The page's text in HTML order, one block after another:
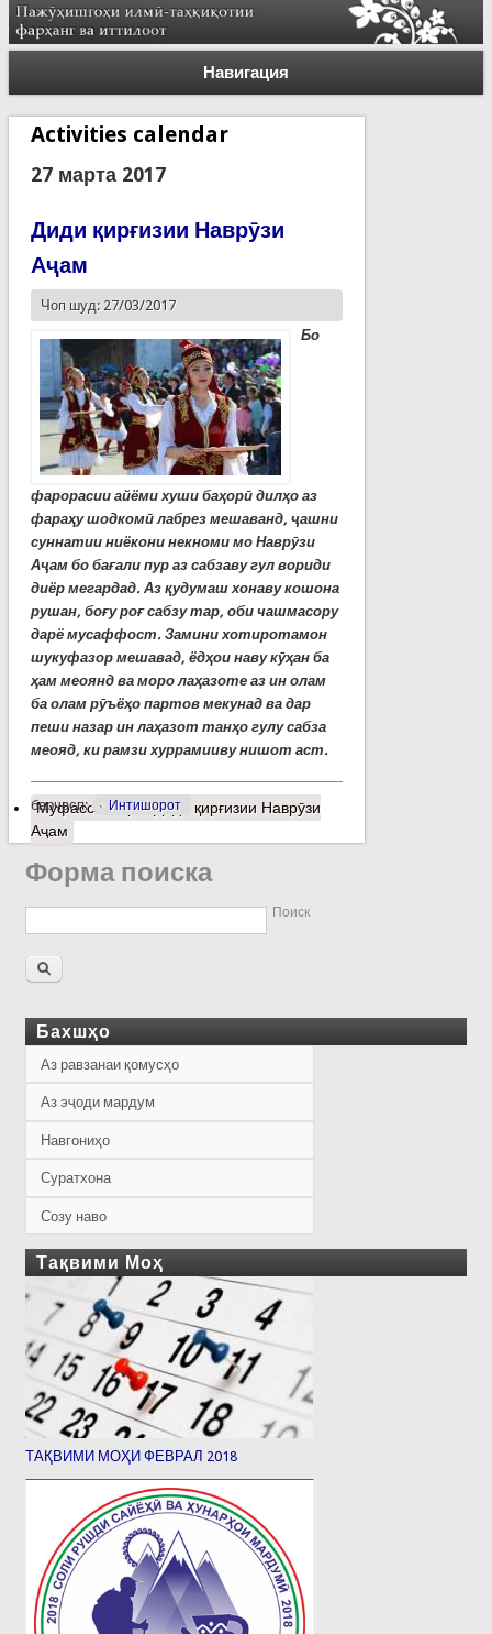
Навигация
Activities calendar
27 марта 2017
Диди қирғизии Наврӯзи
Аҷам
Чоп шуд: 27/03/2017
Бо
фарорасии айёми хуши баҳорӣ дилҳо аз
фараҳу шодкомӣ лабрез мешаванд, ҷашни
суннатии ниёкони некноми мо Наврӯзи
Аҷам бо бағали пур аз сабзаву гул вориди
диёр мегардад. Аз қудумаш хонаву кошона
рушан, боғу роғ сабзу тар, оби чашмасору
дарё мусаффост. Замини хотиротамон
шукуфазор мешавад, ёдҳои наву кӯҳан ба
ҳам меоянд ва моро лаҳазоте аз ин олам
ба олам рӯъёҳо партов мекунад ва дар
пеши назар ин лаҳазот танҳо гулу сабза
меояд, ки рамзи хуррамииву нишот аст.
барчасп: Интишорот
Муфассалтаро Диди қирғизии Наврӯзи
Аҷам
Форма поиска
Поиск
Бахшҳо
Аз равзанаи қомусҳо
Аз эҷоди мардум
Навгониҳо
Суратхона
Созу наво
Тақвими Моҳ
ТАҚВИМИ МОҲИ ФЕВРАЛ 2018